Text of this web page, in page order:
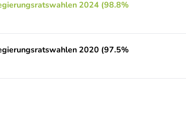
2024 (98.8%
2020 (97.5%